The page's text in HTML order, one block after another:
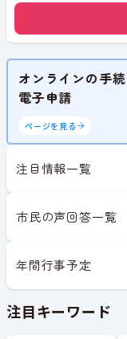
オンラインの手続
電子申請
ページを見る
注目情報一覧
市民の声回答一覧
年間行事予定
注目キーワード